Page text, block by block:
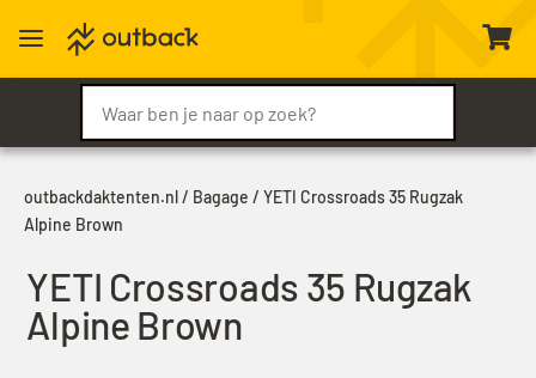
a 
outbackdaktenten.nl/ Bagage / YETI Crossroads 35 Rugzak
Alpine Brown
YETI Crossroads 35 Rugzak
Alpine Brown